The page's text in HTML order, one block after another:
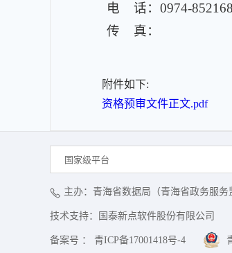
电 话：0974-
传 真：
附件如下:
资格预审文件正文.pdf
国家级平台
主办：青海省数据局（青海省政务服务
技术支持：国泰新点软件股份有限公司
备案号 ： 青ICP备17001418号-4